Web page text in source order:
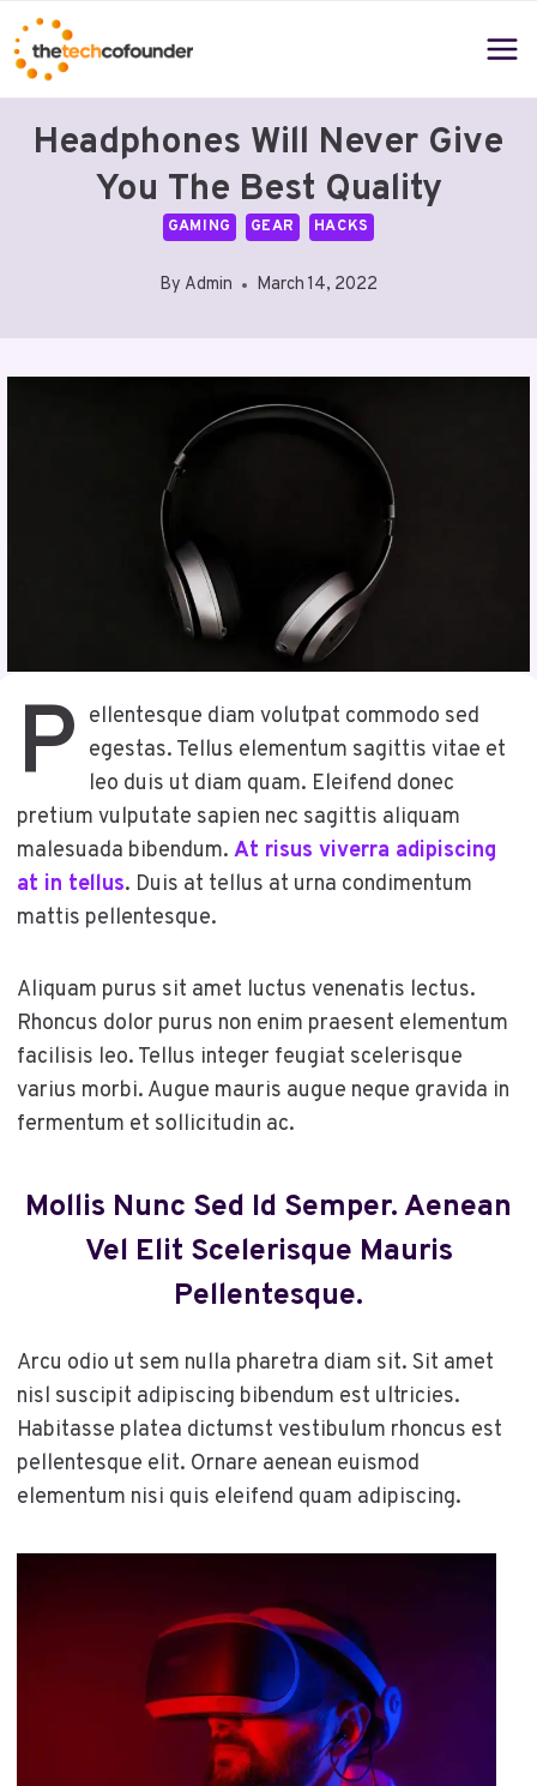
Skip
to
content
Headphones Will Never Give
You The Best Quality
GAMING GEAR HACKS
By Admin March 14, 2022
P ellentesque diam volutpat commodo sed
egestas. Tellus elementum sagittis vitae et
leo duis ut diam quam. Eleifend donec
pretium vulputate sapien nec sagittis aliquam
malesuada bibendum. At risus viverra adipiscing
at in tellus. Duis at tellus at urna condimentum
mattis pellentesque.
Aliquam purus sit amet luctus venenatis lectus.
Rhoncus dolor purus non enim praesent elementum
facilisis leo. Tellus integer feugiat scelerisque
varius morbi. Augue mauris augue neque gravida in
fermentum et sollicitudin ac.
Mollis Nunc Sed Id Semper. Aenean
Vel Elit Scelerisque Mauris
Pellentesque.
Arcu odio ut sem nulla pharetra diam sit. Sit amet
nisl suscipit adipiscing bibendum est ultricies.
Habitasse platea dictumst vestibulum rhoncus est
pellentesque elit. Ornare aenean euismod
elementum nisi quis eleifend quam adipiscing.